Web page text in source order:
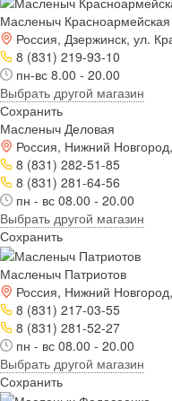
Масленыч Красноармейская
Россия, Дзержинск, ул.
8 (831) 219-93-10
пн-вс 8.00 - 20.00
Выбрать другой магазин
Сохранить
Масленыч Деловая
Россия, Нижний
8 (831) 282-51-85
8 (831) 281-64-56
пн - вс 08.00 - 20.00
Выбрать другой магазин
Сохранить
Масленыч Патриотов
Россия, Нижний
8 (831) 217-03-55
8 (831) 281-52-27
пн - вс 08.00 - 20.00
Выбрать другой магазин
Сохранить